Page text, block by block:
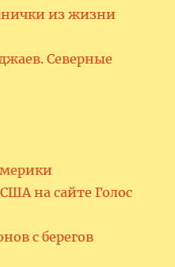
из жизни
Северные
на сайте Голос
с берегов